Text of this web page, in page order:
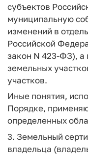
субъектов
муниципальную
изменений в
Российской
закон N 423-ФЗ), а
земельных
участков.
Иные понятия,
Порядке,
определенных
3. Земельный
владельца